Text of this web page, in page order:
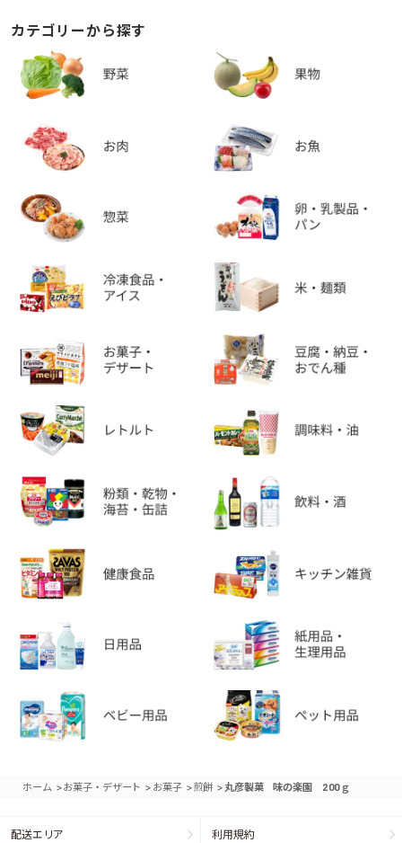
カテゴリーから探す
ホーム >お菓子・デザート > お菓子 >煎餅 > 丸彦製菓 味の楽園 200ｇ
配送エリア 利用規約